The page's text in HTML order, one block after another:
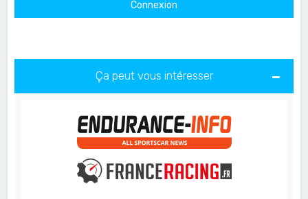
Ça peut vous intéresser